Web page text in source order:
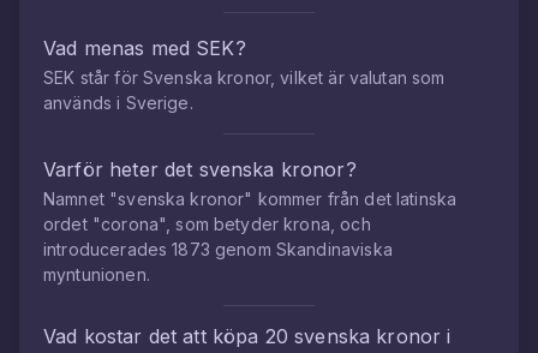
Vad menas med SEK?
SEK står för Svenska kronor, vilket är valutan som
används i Sverige.
Varför heter det svenska kronor?
Namnet "svenska kronor" kommer från det latinska
ordet "corona", som betyder krona, och
introducerades 1873 genom Skandinaviska
myntunionen.
Vad kostar det att köpa 20svenska kronor i